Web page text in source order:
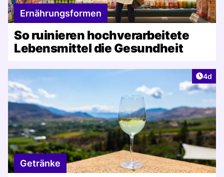
Ernährungsformen
So ruinieren hochverarbeitete
Lebensmittel die Gesundheit
4d
Getränke